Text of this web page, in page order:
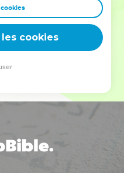
afin que leurs erreurs
guidiez un ministère, une
leur expérience est faite
cookies